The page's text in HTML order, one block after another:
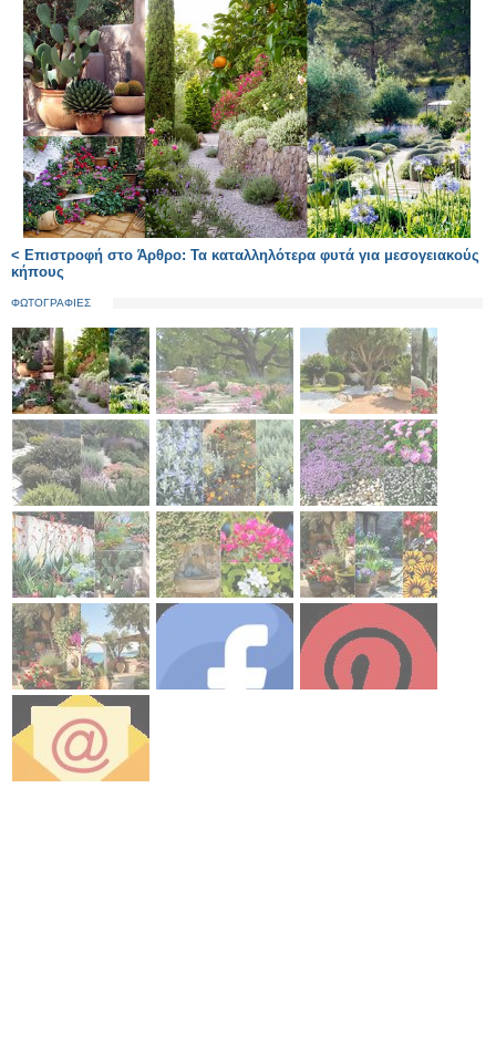
< Επιστροφή στο Άρθρο: Τα καταλληλότερα φυτά για μεσογειακούς
κήπους
ΦΩΤΟΓΡΑΦΙΕΣ